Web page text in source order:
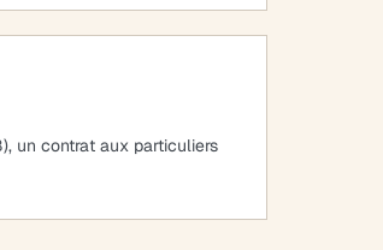
un contrat aux particuliers